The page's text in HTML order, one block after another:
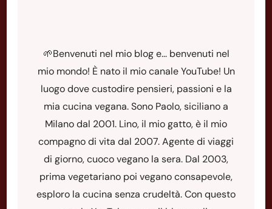
🌱Benvenuti nel mio blog e... benvenuti nel
mio mondo! È nato il mio canale YouTube! Un
luogo dove custodire pensieri, passioni e la
mia cucina vegana. Sono Paolo, siciliano a
Milano dal 2001. Lino, il mio gatto, è il mio
compagno di vita dal 2007. Agente di viaggi
di giorno, cuoco vegano la sera. Dal 2003,
prima vegetariano poi vegano consapevole,
esploro la cucina senza crudeltà. Con questo